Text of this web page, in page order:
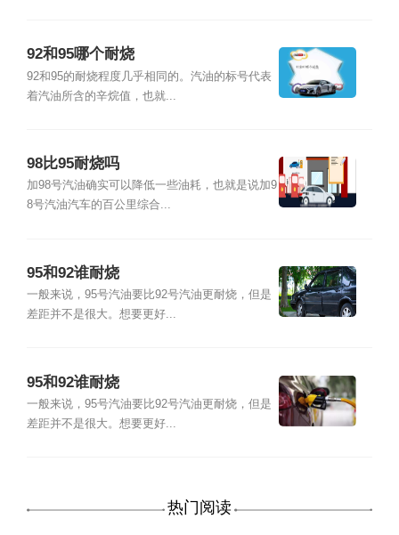
92和95哪个耐烧
92和95的耐烧程度几乎相同的。汽油的标号代表
着汽油所含的辛烷值，也就...
98比95耐烧吗
加98号汽油确实可以降低一些油耗，也就是说加9
8号汽油汽车的百公里综合...
95和92谁耐烧
一般来说，95号汽油要比92号汽油更耐烧，但是
差距并不是很大。想要更好...
95和92谁耐烧
一般来说，95号汽油要比92号汽油更耐烧，但是
差距并不是很大。想要更好...
热门阅读